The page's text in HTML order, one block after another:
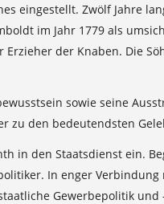
eingestellt. Zwölf Jahre
im Jahr 1779 als
der Knaben. Die
sowie seine
zu den bedeutendsten
in den Staatsdienst ein.
In enger
Gewerbepolitik